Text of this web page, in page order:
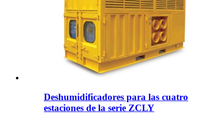
Deshumidificadores para las cuatro
estaciones de la serie ZCLY